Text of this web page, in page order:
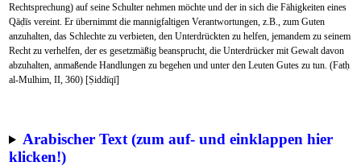
Rechtsprechung) auf seine Schulter nehmen möchte und der in sich die Fähigkeiten eines
Qāḍīs vereint. Er übernimmt die mannigfaltigen Verantwortungen, z.B., zum Guten
anzuhalten, das Schlechte zu verbieten, den Unterdrückten zu helfen, jemandem zu seinem
Recht zu verhelfen, der es gesetzmäßig beansprucht, die Unterdrücker mit Gewalt davon
abzuhalten, anmaßende Handlungen zu begehen und unter den Leuten Gutes zu tun. (Fatḥ
al-Mulhim, II, 360) [Ṣiddīqī]
Arabischer Text (zum auf- und einklappen hier
klicken!)